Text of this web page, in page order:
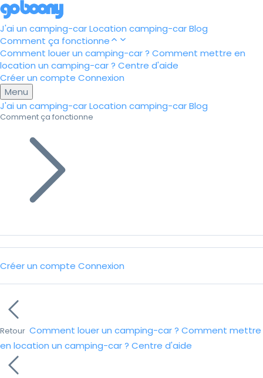
J'ai un camping-carLocation camping-carBlog
Comment ça fonctionne
Comment louer un camping-car ? Comment mettre en
location un camping-car ? Centre d'aide
Créer un compte Connexion
Menu
J'ai un camping-carLocation camping-carBlog
Comment ça fonctionne
Créer un compte Connexion
Retour Comment louer un camping-car ? Comment mettre
en location un camping-car ? Centre d'aide